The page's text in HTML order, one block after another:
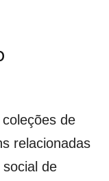
de
relacionadas
de